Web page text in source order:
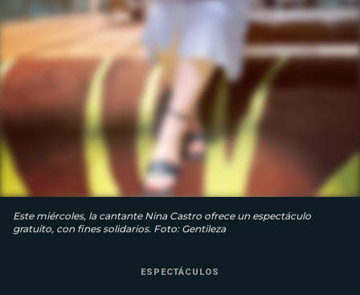
Este miércoles, la cantante Nina Castro ofrece un espectáculo
gratuito, con fines solidarios. Foto: Gentileza
ESPECTÁCULOS